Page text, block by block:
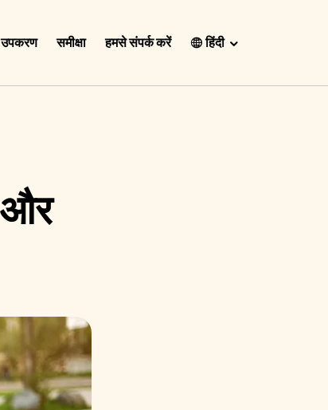
उपकरण समीक्षा हमसे संपर्क करें हिंदी
और